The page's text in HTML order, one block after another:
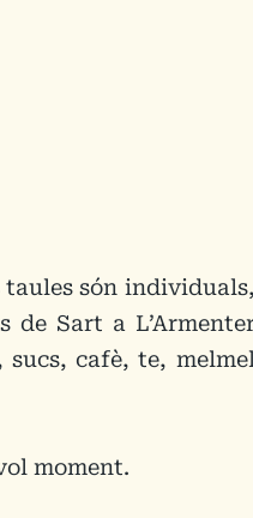
són
Sart a
cafè, te,
moment.